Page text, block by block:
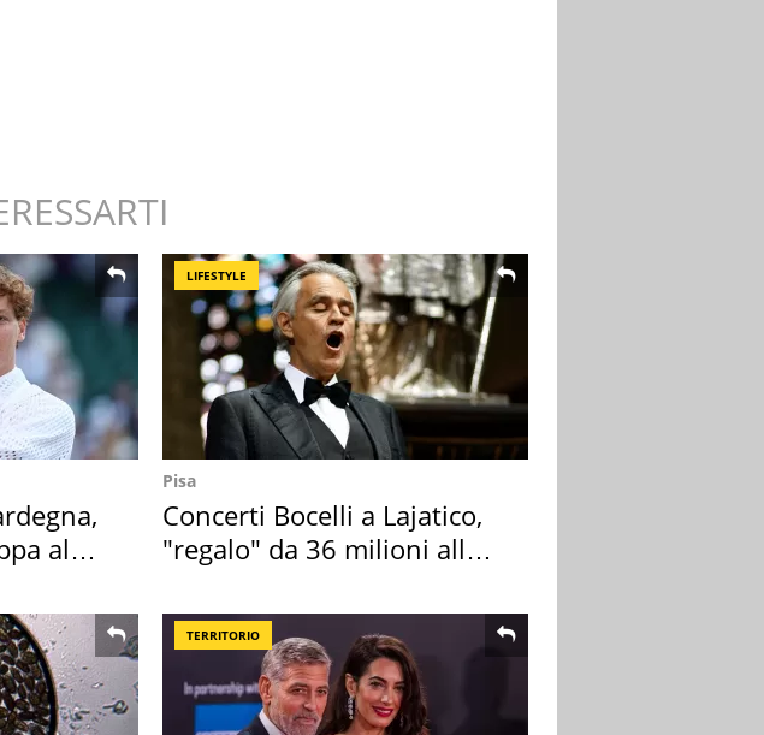
al
LIFESTYLE
Pisa
Concerti Bocelli a Lajatico,
"regalo" da 36 milioni alla
TERRITORIO